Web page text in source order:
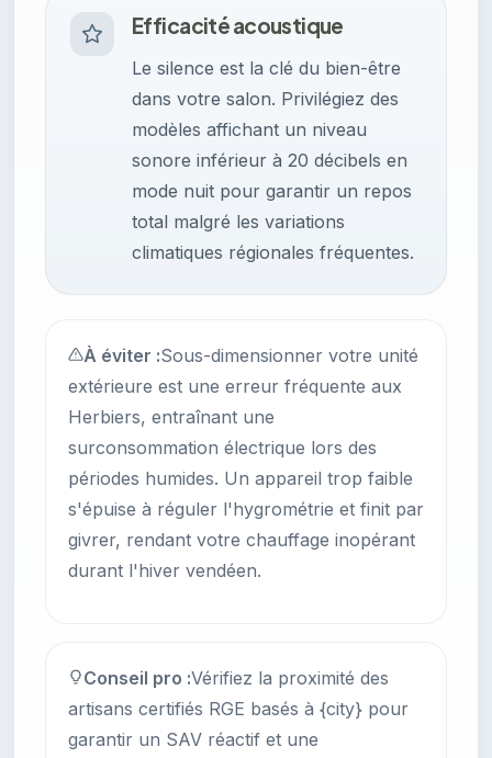
Efficacité acoustique
Le silence est la clé du bien-être
dans votre salon. Privilégiez des
modèles affichant un niveau
sonore inférieur à 20 décibels en
mode nuit pour garantir un repos
total malgré les variations
climatiques régionales fréquentes.
À éviter :Sous-dimensionner votre unité
extérieure est une erreur fréquente aux
Herbiers, entraînant une
surconsommation électrique lors des
périodes humides. Un appareil trop faible
s'épuise à réguler l'hygrométrie et finit par
givrer, rendant votre chauffage inopérant
durant l'hiver vendéen.
Conseil pro :Vérifiez la proximité des
artisans certifiés RGE basés à {city} pour
garantir un SAV réactif et une